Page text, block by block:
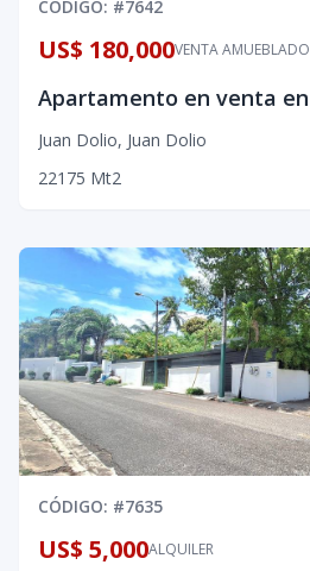
CÓDIGO: #7642
VENTA AMUEBLADO
US$ 180,000
Juan Dolio, Juan Dolio
221 75 Mt2
CÓDIGO: #7635
ALQUILER
US$ 5,000